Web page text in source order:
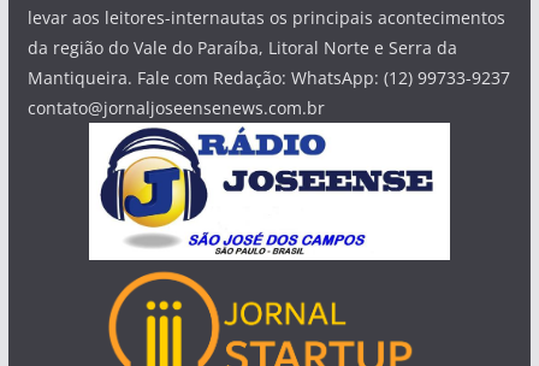
levar aos leitores-internautas os principais acontecimentos
da região do Vale do Paraíba, Litoral Norte e Serra da
Mantiqueira. Fale com Redação: WhatsApp: (12) 99733-9237
contato@jornaljoseensenews.com.br